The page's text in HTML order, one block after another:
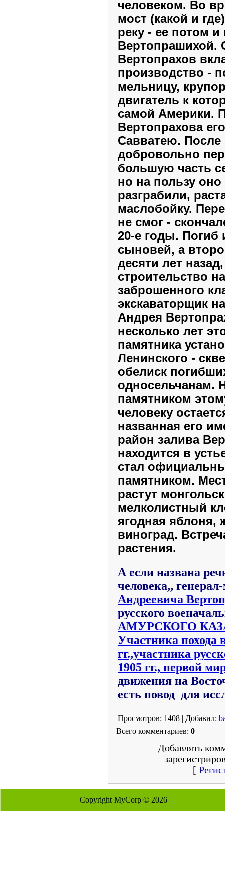
человеком. Во
мост (какой и
реку - ее потом и
Вертопрашихой.
Вертопрахов
производство -
мельницу,
двигатель к
самой Америки.
Вертопрахова
Савватею.
добровольно
большую часть
но на пользу
разграбили,
маслобойку.
не смог -
20-е годы. Погиб
сыновей, а
десяти лет
строительство
заброшенного
экскаваторщик
Андрея
несколько лет
памятника
Ленинского -
обелиск
односельчанам.
памятником
человеку
названная его
район залива
находится в
стал
памятником.
растут
мелколистный
ягодная яблоня,
виноград.
растения.
А если названа
человека,,
Андреевича
русского
АМУРСКОГО
Участника похода
гг.,участника
1905 гг., первой
движения на
есть повод для
Просмотров: 1408 | Добавил:
Всего комментариев: 0
Добавлять
[
Copyright MyCorp © 2026